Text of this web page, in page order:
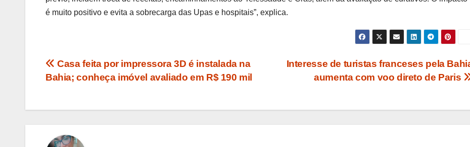
é muito positivo e evita a sobrecarga das Upas e hospitais”, explica.
Navegação
Post
Interesse de turistas franceses pela
aumenta com voo direto de Paris
Casa feita por impressora 3D é instalada na
Bahia; conheça imóvel avaliado em R$ 190 mil